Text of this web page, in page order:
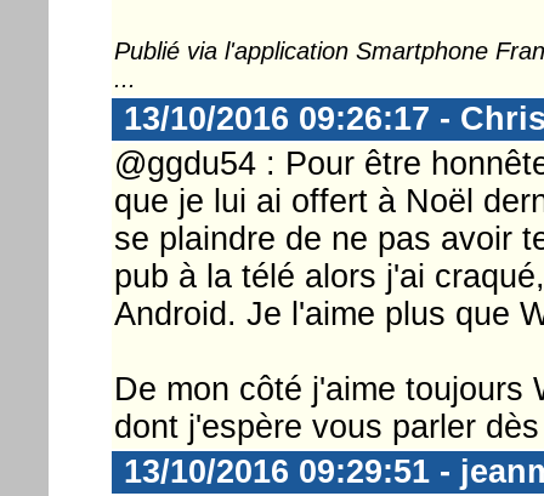
Publié via l'application Smartphone
...
13/10/2016 09:26:17 -
@ggdu54 : Pour être
que je lui ai offert à Noël
se plaindre de ne pas avoir
pub à la télé alors j'ai
Android. Je l'aime plus que
De mon côté j'aime toujours
dont j'espère vous parler
13/10/2016 09:29:51 -